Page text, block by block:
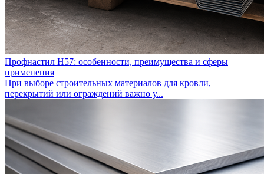
Профнастил Н57: особенности, преимущества и сферы
применения
При выборе строительных материалов для кровли,
перекрытий или ограждений важно у...